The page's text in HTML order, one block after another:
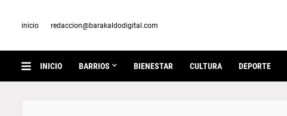
inicio redaccion@barakaldodigital.com
INICIO BARRIOS BIENESTAR CULTURA DEPORTE